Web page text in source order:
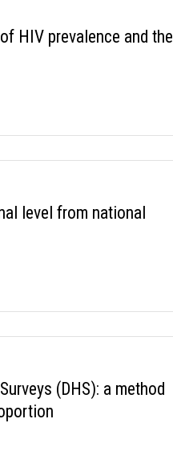
HIV prevalence and the
level from national
(DHS): a method